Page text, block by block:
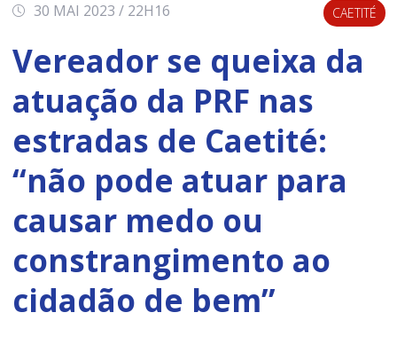
30 MAI 2023 / 22H16 CAETITÉ
Vereador se queixa da
atuação da PRF nas
estradas de Caetité:
“não pode atuar para
causar medo ou
constrangimento ao
cidadão de bem”